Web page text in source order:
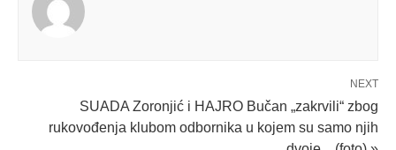
NEXT
SUADA Zoronjić i HAJRO Bučan „zakrvili“ zbog
rukovođenja klubom odbornika u kojem su samo njih